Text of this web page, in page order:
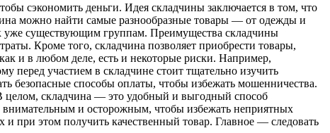
сэкономить деньги. Идея складчины заключается в том, что
можно найти самые разнообразные товары — от одежды и
уже существующим группам. Преимущества складчины
Кроме того, складчина позволяет приобрести товары,
и в любом деле, есть и некоторые риски. Например,
перед участием в складчине стоит тщательно изучить
безопасные способы оплаты, чтобы избежать мошенничества.
целом, складчина — это удобный и выгодный способ
и осторожным, чтобы избежать неприятных
при этом получить качественный товар. Главное — следовать